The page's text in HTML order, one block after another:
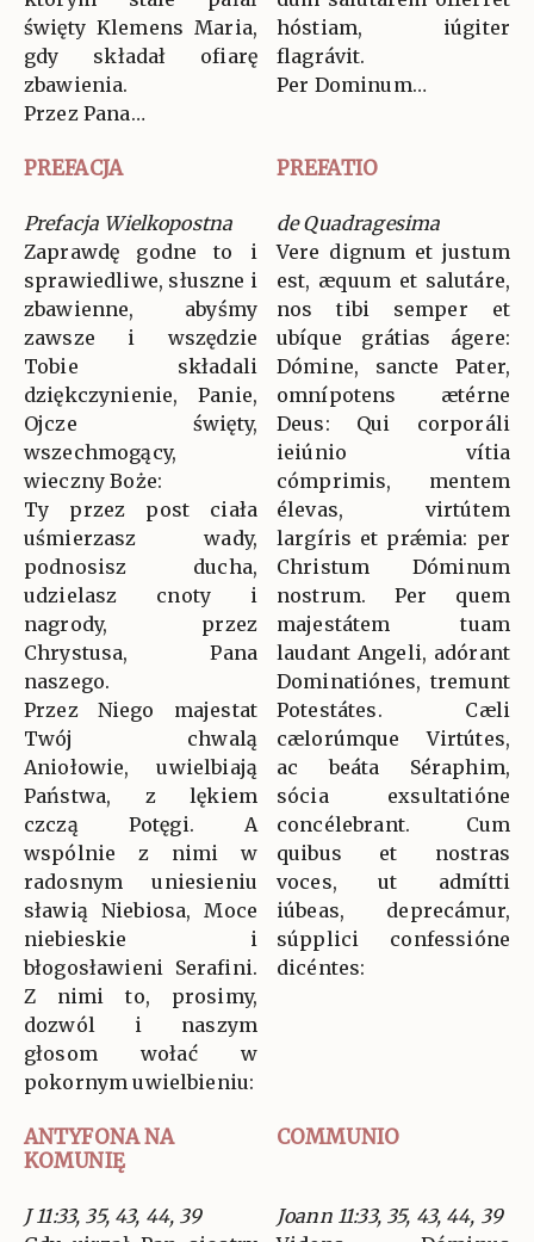
święty Klemens Maria,
gdy składał ofiarę
zbawienia.
Przez Pana…
hóstiam, iúgiter
flagrávit.
Per Dominum…
PREFACJA PREFATIO
Prefacja Wielkopostna
Zaprawdę godne to i
sprawiedliwe, słuszne i
zbawienne, abyśmy
zawsze i wszędzie
Tobie składali
dziękczynienie, Panie,
Ojcze święty,
wszechmogący,
wieczny Boże:
Ty przez post ciała
uśmierzasz wady,
podnosisz ducha,
udzielasz cnoty i
nagrody, przez
Chrystusa, Pana
naszego.
Przez Niego majestat
Twój chwalą
Aniołowie, uwielbiają
Państwa, z lękiem
czczą Potęgi. A
wspólnie z nimi w
radosnym uniesieniu
sławią Niebiosa, Moce
niebieskie i
błogosławieni Serafini.
Z nimi to, prosimy,
dozwól i naszym
głosom wołać w
pokornym uwielbieniu:
de Quadragesima
Vere dignum et justum
est, æquum et salutáre,
nos tibi semper et
ubíque grátias ágere:
Dómine, sancte Pater,
omnípotens ætérne
Deus: Qui corporáli
ieiúnio vítia
cómprimis, mentem
élevas, virtútem
largíris et prǽmia: per
Christum Dóminum
nostrum. Per quem
majestátem tuam
laudant Angeli, adórant
Dominatiónes, tremunt
Potestátes. Cæli
cælorúmque Virtútes,
ac beáta Séraphim,
sócia exsultatióne
concélebrant. Cum
quibus et nostras
voces, ut admítti
iúbeas, deprecámur,
súpplici confessióne
dicéntes:
ANTYFONA NA
KOMUNIĘ
COMMUNIO
J 11:33, 35, 43, 44, 39
Joann 11:33, 35, 43, 44, 39